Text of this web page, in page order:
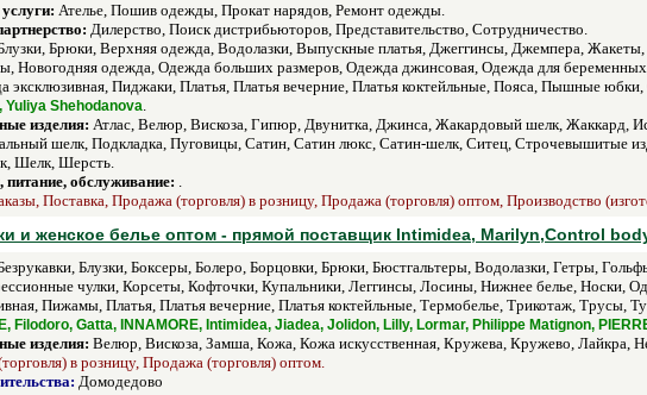
Ателье, Пошив одежды, Прокат нарядов, Ремонт одежды.
Дилерство, Поиск дистрибьюторов, Представительство, Сотрудничество.
Брюки, Верхняя одежда, Водолазки, Выпускные платья, Джеггинсы, Джемпера,
Новогодняя одежда, Одежда больших размеров, Одежда джинсовая, Одежда для
эксклюзивная, Пиджаки, Платья, Платья вечерние, Платья коктейльные, Пояса, Пышные
Yuliya Shehodanova.
изделия: Атлас, Велюр, Вискоза, Гипюр, Двунитка, Джинса, Жакардовый шелк, Жаккард,
шелк, Подкладка, Пуговицы, Сатин, Сатин люкс, Сатин-шелк, Ситец, Строчевышитые
Шелк, Шерсть.
питание, обслуживание: .
Поставка, Продажа (торговля) в розницу, Продажа (торговля) оптом, Производство
и женское белье оптом - прямой поставщик Intimidea, Marilyn,Control
Блузки, Боксеры, Болеро, Борцовки, Брюки, Бюстгальтеры, Водолазки, Гетры,
чулки, Корсеты, Кофточки, Купальники, Леггинсы, Лосины, Нижнее белье,
Пижамы, Платья, Платья вечерние, Платья коктейльные, Термобелье, Трикотаж,
Filodoro, Gatta, INNAMORE, Intimidea, Jiadea, Jolidon, Lilly, Lormar, Philippe Matignon,
изделия: Велюр, Вискоза, Замша, Кожа, Кожа искусственная, Кружева, Кружево, Лайкра,
в розницу, Продажа (торговля) оптом.
Домодедово